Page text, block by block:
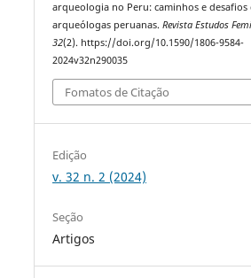
arqueologia no Peru: caminhos e desafios
arqueólogas peruanas.Revista Estudos
32(2). https://doi.org/10.1590/1806-9584-
2024v32n290035
Fomatos de Citação
Edição
v. 32 n. 2 (2024)
Seção
Artigos